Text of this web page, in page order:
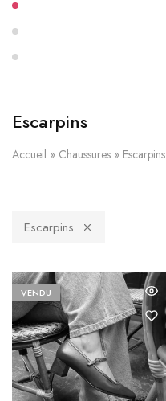
Escarpins
Accueil » Chaussures » Escarpins
Escarpins
VENDU